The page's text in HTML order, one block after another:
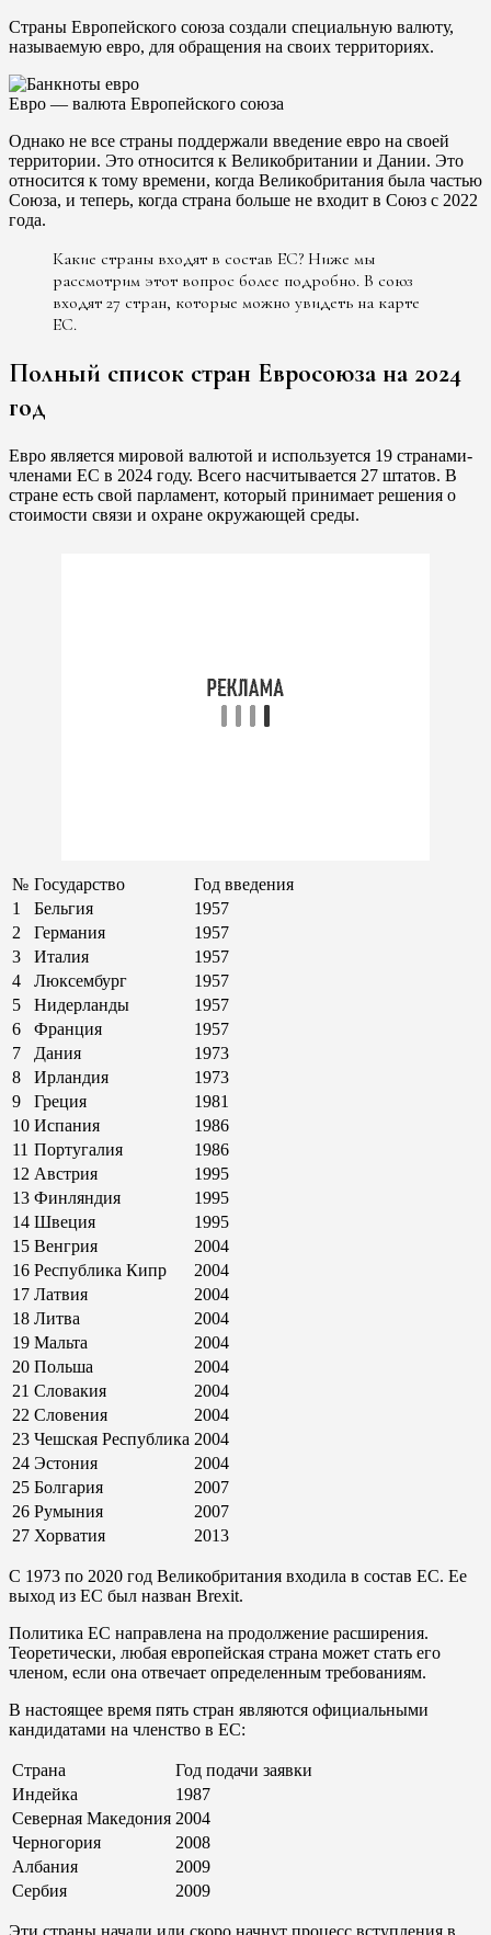
Страны Европейского союза создали специальную валюту,
называемую евро, для обращения на своих территориях.
Евро — валюта Европейского союза
Однако не все страны поддержали введение евро на своей
территории. Это относится к Великобритании и Дании. Это
относится к тому времени, когда Великобритания была частью
Союза, и теперь, когда страна больше не входит в Союз с 2022
года.
Какие страны входят в состав ЕС? Ниже мы
рассмотрим этот вопрос более подробно. В союз
входят 27 стран, которые можно увидеть на карте
ЕС.
Полный список стран Евросоюза на 2024
год
Евро является мировой валютой и используется 19 странами-
членами ЕС в 2024 году. Всего насчитывается 27 штатов. В
стране есть свой парламент, который принимает решения о
стоимости связи и охране окружающей среды.
№ Государство
Год введения
1
Бельгия
1957
2
Германия
1957
3
Италия
1957
4
Люксембург
1957
5
Нидерланды
1957
6
Франция
1957
7
Дания
1973
8
Ирландия
1973
9
Греция
1981
10 Испания
1986
11 Португалия
1986
12 Австрия
1995
13 Финляндия
1995
14 Швеция
1995
15 Венгрия
2004
16 Республика Кипр
2004
17 Латвия
2004
18 Литва
2004
19 Мальта
2004
20 Польша
2004
21 Словакия
2004
22 Словения
2004
23 Чешская Республика 2004
24 Эстония
2004
25 Болгария
2007
26 Румыния
2007
27 Хорватия 2013
С 1973 по 2020 год Великобритания входила в состав ЕС. Ее
выход из ЕС был назван Brexit.
Политика ЕС направлена на продолжение расширения.
Теоретически, любая европейская страна может стать его
членом, если она отвечает определенным требованиям.
В настоящее время пять стран являются официальными
кандидатами на членство в ЕС:
Страна
Год подачи заявки
Индейка
1987
Северная Македония 2004
Черногория
2008
Албания
2009
Сербия
2009